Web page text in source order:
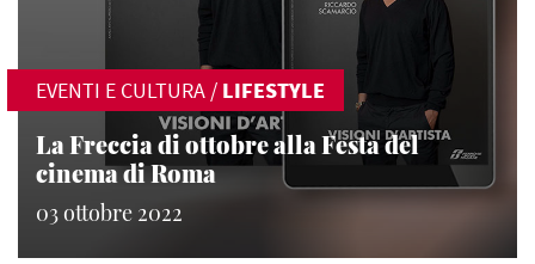
EVENTI E CULTURA / LIFESTYLE
La Freccia di ottobre alla Festa del
cinema di Roma
03 ottobre 2022